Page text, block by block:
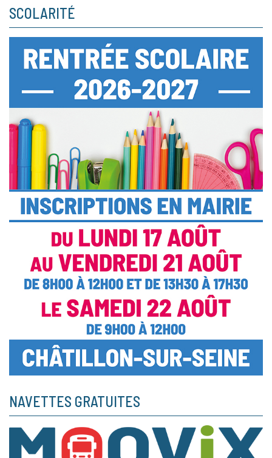
SCOLARITÉ
NAVETTES GRATUITES